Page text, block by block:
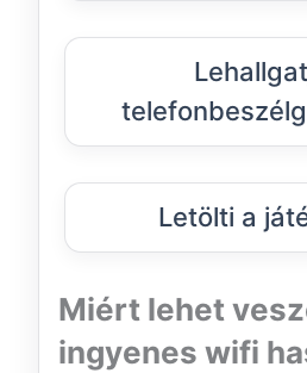
Letölti a
Miért lehet
ingyenes wifi